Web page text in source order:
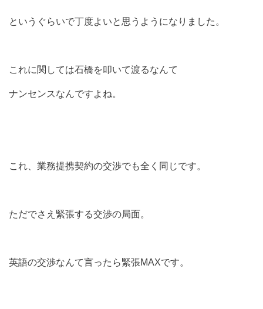
というぐらいで丁度よいと思うようになりました。
これに関しては石橋を叩いて渡るなんて
ナンセンスなんですよね。
これ、業務提携契約の交渉でも全く同じです。
ただでさえ緊張する交渉の局面。
英語の交渉なんて言ったら緊張MAXです。